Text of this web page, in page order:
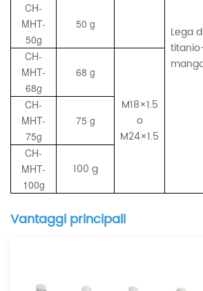
Lega
CH-
MHT-
50g
50 g
CH-
MHT-
68g
68 g
M18×1.5
o
M24×1.5
CH-
MHT-
75g
75 g
CH-
MHT-
100g
100 g
Vantaggi principali